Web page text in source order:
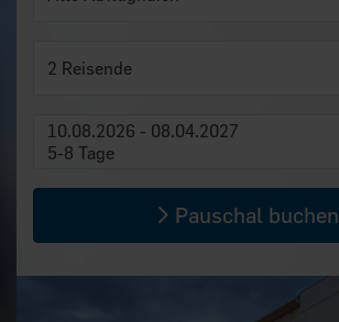
2 Reisende
10.08.2026 - 08.04.2027
5-8 Tage
Pauschal buchen